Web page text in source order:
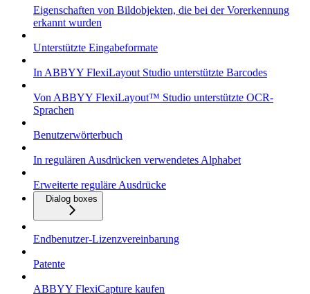
Eigenschaften von Bildobjekten, die bei der Vorerkennung
erkannt wurden
Unterstützte Eingabeformate
In ABBYY FlexiLayout Studio unterstützte Barcodes
Von ABBYY FlexiLayout™ Studio unterstützte OCR-
Sprachen
Benutzerwörterbuch
In regulären Ausdrücken verwendetes Alphabet
Erweiterte reguläre Ausdrücke
Dialog boxes
Endbenutzer-Lizenzvereinbarung
Patente
ABBYY FlexiCapture kaufen